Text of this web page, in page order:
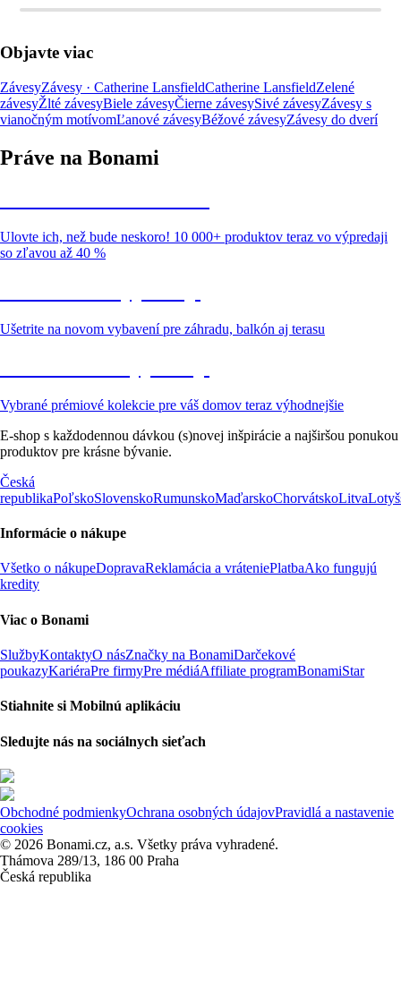
Objavte viac
ZávesyZávesy · Catherine LansfieldCatherine LansfieldZelené
závesyŽlté závesyBiele závesyČierne závesySivé závesyZávesy s
vianočným motívomĽanové závesyBéžové závesyZávesy do dverí
Práve na Bonami
Ulovte ich, než bude neskoro! 10 000+ produktov teraz vo výpredaji
so zľavou až 40 %
Ušetrite na novom vybavení pre záhradu, balkón aj terasu
Vybrané prémiové kolekcie pre váš domov teraz výhodnejšie
E-shop s každodennou dávkou (s)novej inšpirácie a najširšou ponukou
produktov pre krásne bývanie.
Česká
republikaPoľskoSlovenskoRumunskoMaďarskoChorvátskoLitva
Informácie o nákupe
Všetko o nákupeDopravaReklamácia a vráteniePlatbaAko fungujú
kredity
Viac o Bonami
SlužbyKontaktyO násZnačky na BonamiDarčekové
poukazyKariéraPre firmyPre médiáAffiliate programBonamiStar
Stiahnite si Mobilnú aplikáciu
Sledujte nás na sociálnych sieťach
Obchodné podmienkyOchrana osobných údajovPravidlá a nastavenie
cookies
© 2026 Bonami.cz, a.s. Všetky práva vyhradené.
Thámova 289/13, 186 00 Praha
Česká republika